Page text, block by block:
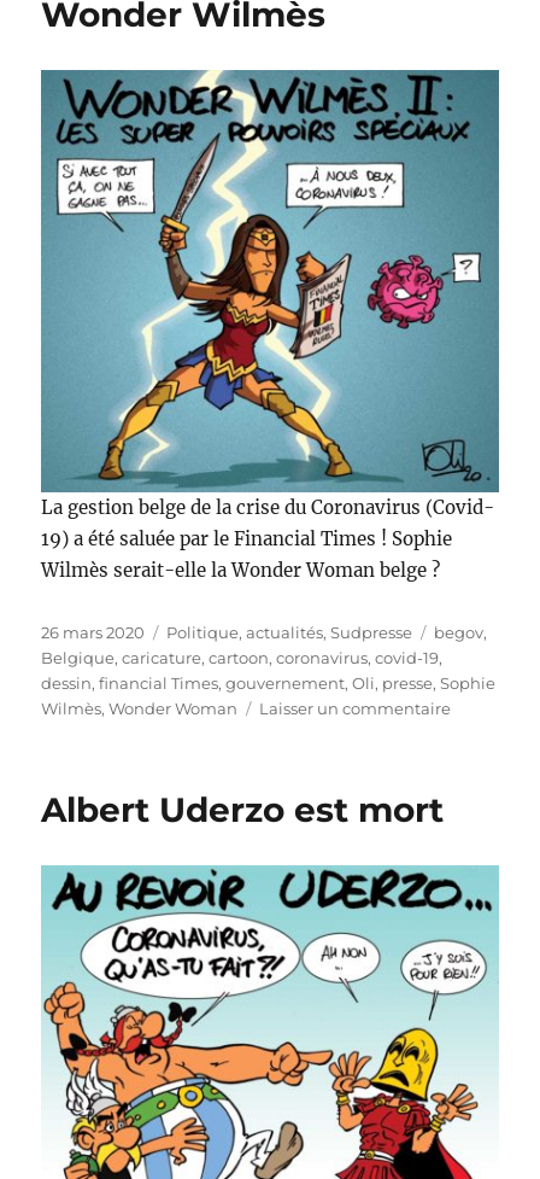
Wonder Wilmès
La gestion belge de la crise du Coronavirus (Covid-
19) a été saluée par le Financial Times ! Sophie
Wilmès serait-elle la Wonder Woman belge ?
Publié
le
26 mars 2020 Catégories
Politique, actualités,Sudpresse Étiquettes
begov,
Belgique,caricature,cartoon,coronavirus,covid-19,
dessin,financial Times,gouvernement,Oli, presse,Sophie
Wilmès,Wonder Woman Laisser un commentairesur
Albert Uderzo est mort